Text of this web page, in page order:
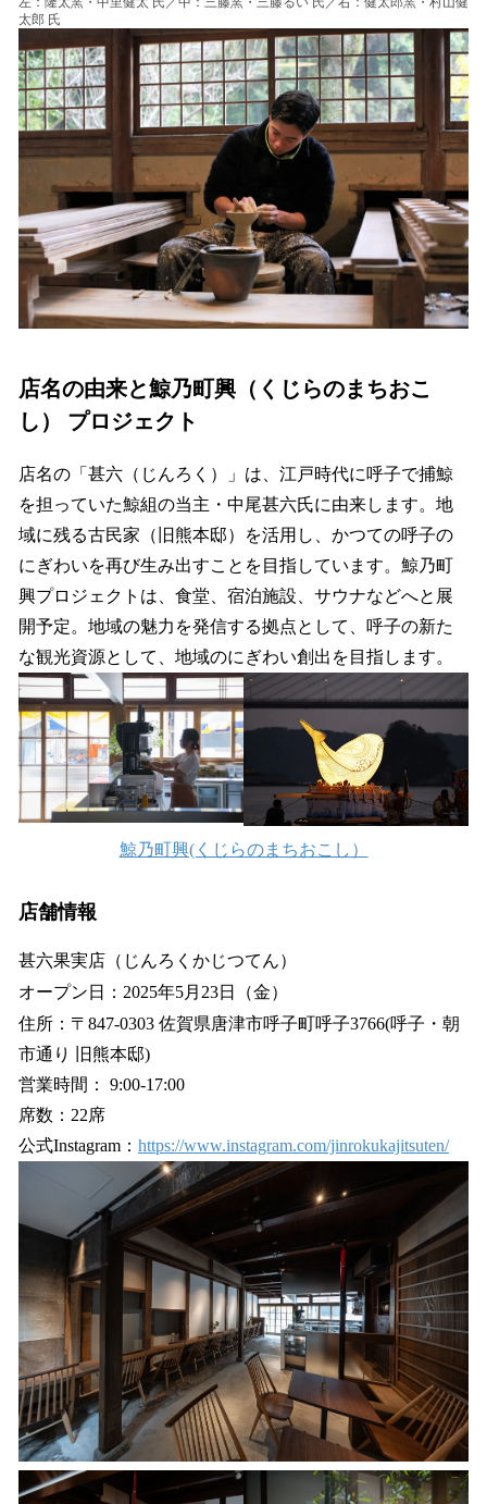
太郎 氏
店名の由来と鯨乃町興（くじらのまちおこ
し） プロジェクト
店名の「甚六（じんろく）」は、江戸時代に呼子で捕鯨
を担っていた鯨組の当主・中尾甚六氏に由来します。地
域に残る古民家（旧熊本邸）を活用し、かつての呼子の
にぎわいを再び生み出すことを目指しています。鯨乃町
興プロジェクトは、食堂、宿泊施設、サウナなどへと展
開予定。地域の魅力を発信する拠点として、呼子の新た
な観光資源として、地域のにぎわい創出を目指します。
鯨乃町興(くじらのまちおこし）
店舗情報
甚六果実店（じんろくかじつてん）
オープン日：2025年5月23日（金）
住所：〒847-0303 佐賀県唐津市呼子町呼子3766(呼子・朝
市通り 旧熊本邸)
営業時間： 9:00-17:00
席数：22席
公式Instagram： https://www.instagram.com/jinrokukajitsuten/